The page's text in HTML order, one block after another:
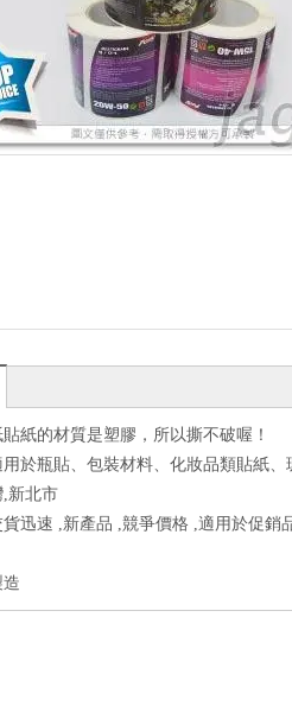
紙的材質是塑膠，所以撕不破喔！
於瓶貼、包裝材料、化妝品類貼紙
,新北市
迅速 ,新產品 ,競爭價格 ,適用於促